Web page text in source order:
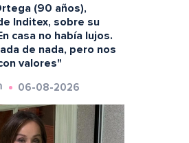
(90 años),
Inditex, sobre su
casa no había lujos.
de nada, pero nos
valores"
06-08-2026